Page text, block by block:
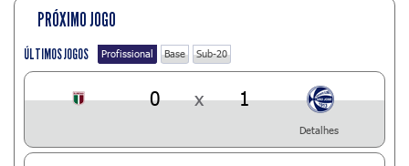
PRÓXIMO JOGO
ÚLTIMOS JOGOS Profissional Base Sub-20
0 x 1
Detalhes